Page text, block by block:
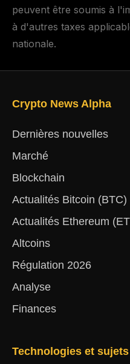
peuvent être soumis à
à d'autres taxes
nationale.
Crypto News Alpha
Dernières nouvelles
Marché
Blockchain
Actualités Bitcoin (BTC)
Actualités Ethereum
Altcoins
Régulation 2026
Analyse
Finances
Technologies et sujets